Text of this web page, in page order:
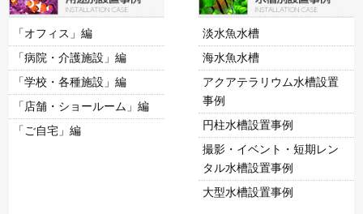
「オフィス」編
「病院・介護施設」編
「学校・各種施設」編
「店舗・ショールーム」編
「ご自宅」編
淡水魚水槽
海水魚水槽
アクアテラリウム水槽設置
事例
円柱水槽設置事例
撮影・イベント・短期レン
タル水槽設置事例
大型水槽設置事例